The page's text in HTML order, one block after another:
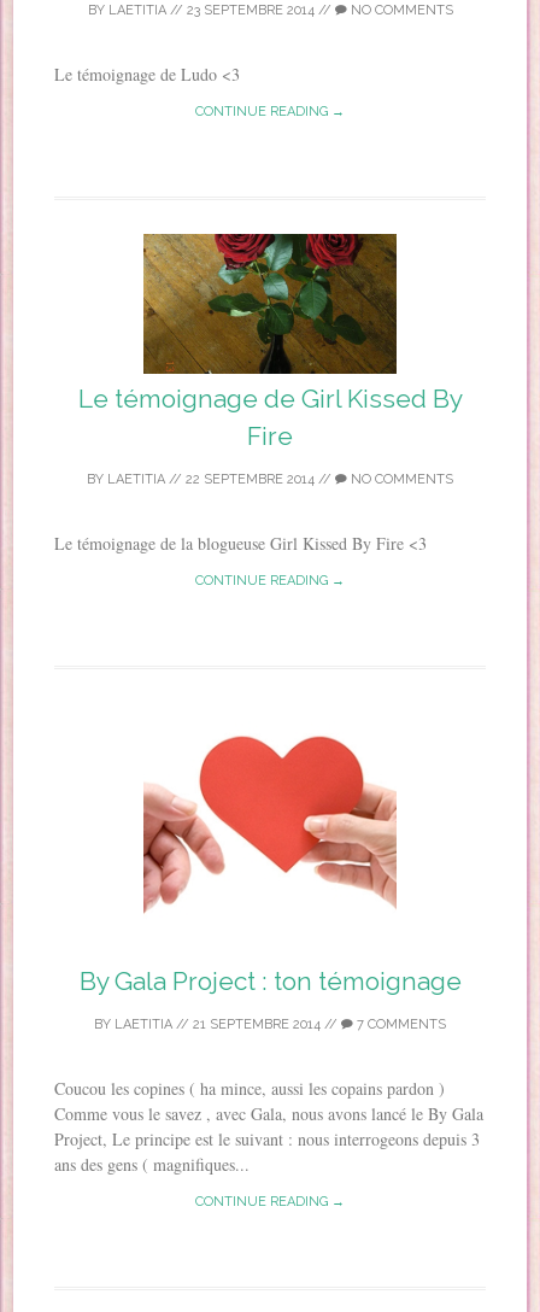
BY LAETITIA// 23 SEPTEMBRE 2014 // NO COMMENTS
Le témoignage de Ludo <3
CONTINUE READING →
Le témoignage de Girl Kissed By
Fire
BY LAETITIA // 22 SEPTEMBRE 2014 // NO COMMENTS
Le témoignage de la blogueuse Girl Kissed By Fire <3
CONTINUE READING →
By Gala Project : ton témoignage
BY LAETITIA // 21 SEPTEMBRE 2014 // 7 COMMENTS
Coucou les copines ( ha mince, aussi les copains pardon )
Comme vous le savez , avec Gala, nous avons lancé le By Gala
Project, Le principe est le suivant : nous interrogeons depuis 3
ans des gens ( magnifiques...
CONTINUE READING →